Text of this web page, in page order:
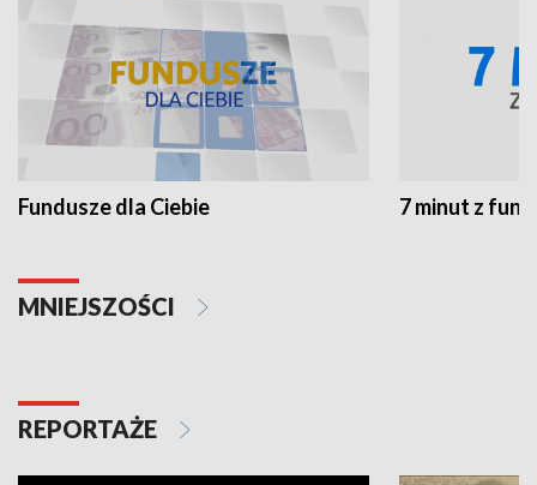
Fundusze dla Ciebie 7 minut z
MNIEJSZOŚCI
REPORTAŻE